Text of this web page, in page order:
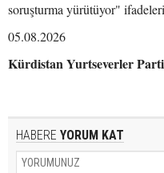
soruşturma yürütüyor"
05.08.2026
Kürdistan Yurtseverler
HABERE YORUM KAT